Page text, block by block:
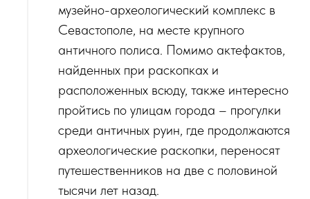
музейно-археологический комплекс в
Севастополе, на месте крупного
античного полиса. Помимо актефактов,
найденных при раскопках и
расположенных всюду, также интересно
пройтись по улицам города – прогулки
среди античных руин, где продолжаются
археологические раскопки, переносят
путешественников на две с половиной
тысячи лет назад.